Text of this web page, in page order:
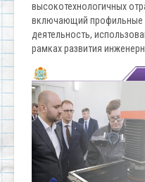
высокотехнологичных
включающий профильные
деятельность,
рамках развития